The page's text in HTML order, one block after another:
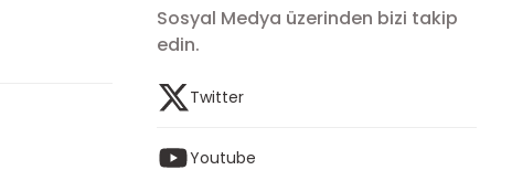
Sosyal Medya üzerinden bizi takip
edin.
Twitter
Youtube